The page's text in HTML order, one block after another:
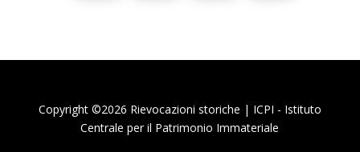
Copyright ©2026 Rievocazioni storiche | ICPI - Istituto
Centrale per il Patrimonio Immateriale